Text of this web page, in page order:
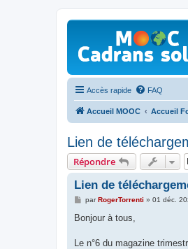
Accès rapide FAQ
Accueil MOOC Accueil
Lien de
Répondre
Lien de
M
s
g
parRogerTorrenti » 01 déc.
Bonjour à tous,
Le n°6 du magazine